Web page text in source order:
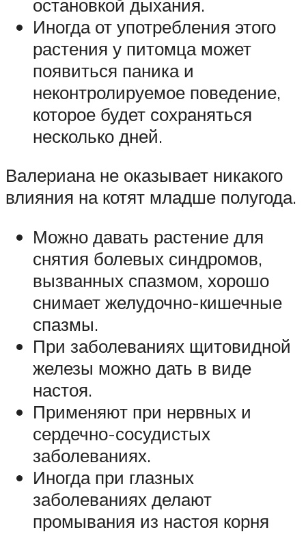
остановкой дыхания.
Иногда от употребления этого
растения у питомца может
появиться паника и
неконтролируемое поведение,
которое будет сохраняться
несколько дней.
Валериана не оказывает никакого
влияния на котят младше полугода.
Можно давать растение для
снятия болевых синдромов,
вызванных спазмом, хорошо
снимает желудочно-кишечные
спазмы.
При заболеваниях щитовидной
железы можно дать в виде
настоя.
Применяют при нервных и
сердечно-сосудистых
заболеваниях.
Иногда при глазных
заболеваниях делают
промывания из настоя корня